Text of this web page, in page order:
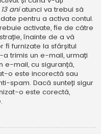
aniatunci va trebui să
pentru a activa contul.
activate, fie de către
înainte de a vă
fi furnizate la sfârșitul
trimis un e-mail, urmați
e-mail, cu siguranță,
o este incorectă sau
spam. Dacă sunteți sigur
o este corectă,